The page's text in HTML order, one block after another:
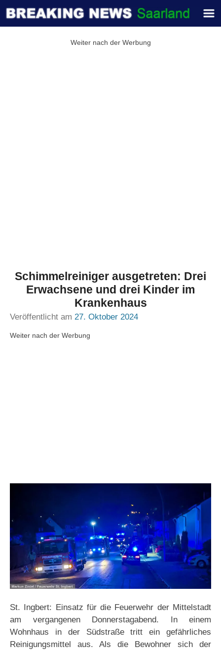
Weiter nach der Werbung
Schimmelreiniger ausgetreten: Drei
Erwachsene und drei Kinder im
Krankenhaus
Veröffentlicht am 27. Oktober 2024
Weiter nach der Werbung
St. Ingbert: Einsatz für die Feuerwehr der Mittelstadt
am vergangenen Donnerstagabend. In einem
Wohnhaus in der Südstraße tritt ein gefährliches
Reinigungsmittel aus. Als die Bewohner sich der